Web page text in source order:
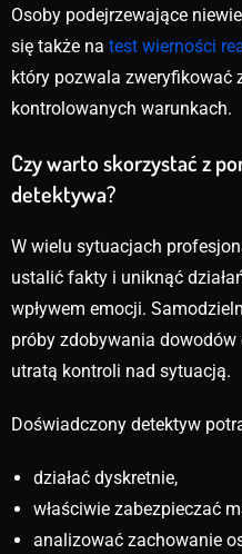
Osoby podejrzewające
się także na test wierności
który pozwala zweryfikować
kontrolowanych warunkach.
Czy warto skorzystać z
detektywa?
W wielu sytuacjach
ustalić fakty i uniknąć
wpływem emocji.
próby zdobywania dowodów
utratą kontroli nad sytuacją.
Doświadczony detektyw
działać dyskretnie,
właściwie zabezpieczać
analizować zachowanie